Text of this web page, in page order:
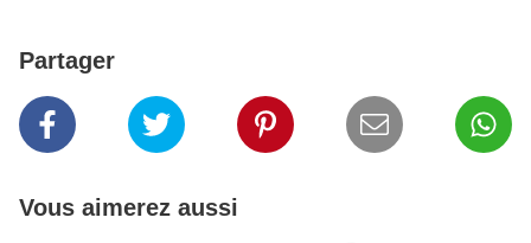
Partager
Vous aimerez aussi